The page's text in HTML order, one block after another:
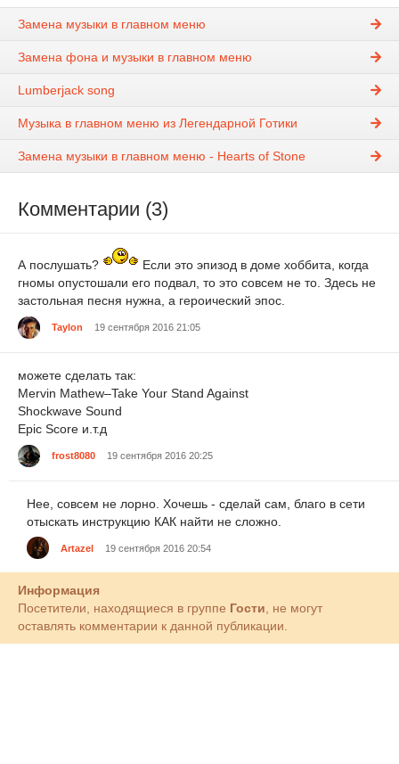
Замена музыки в главном меню
Замена фона и музыки в главном меню
Lumberjack song
Музыка в главном меню из Легендарной Готики
Замена музыки в главном меню - Hearts of Stone
Комментарии (3)
А послушать?
Если это эпизод в доме хоббита, когда
гномы опустошали его подвал, то это совсем не то. Здесь не
застольная песня нужна, а героический эпос.
Taylon 19 сентября 2016 21:05
можете сделать так:
Mervin Mathew–Take Your Stand Against
Shockwave Sound
Epic Score и.т.д
frost8080 19 сентября 2016 20:25
Нее, совсем не лорно. Хочешь - сделай сам, благо в сети
отыскать инструкцию КАК найти не сложно.
Artazel 19 сентября 2016 20:54
Информация
Посетители, находящиеся в группе Гости, не могут
оставлять комментарии к данной публикации.